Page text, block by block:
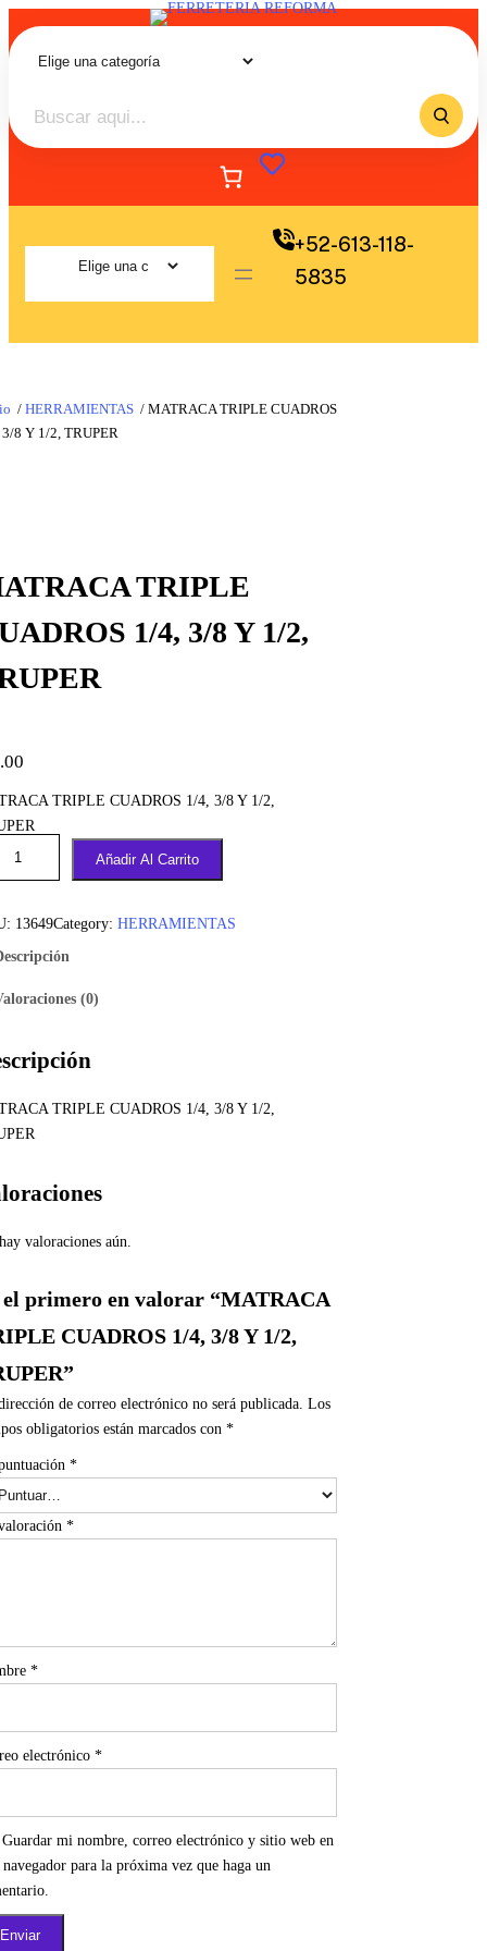
+52-613-118-
5835
/ HERRAMIENTAS / MATRACA TRIPLE CUADROS
8 Y 1/2, TRUPER
TRIPLE
1/4, 3/8 Y 1/2,
TRIPLE CUADROS 1/4, 3/8 Y 1/2,
Añadir Al Carrito
13649Category: HERRAMIENTAS
(0)
TRIPLE CUADROS 1/4, 3/8 Y 1/2,
valoraciones aún.
el primero en valorar “MATRACA
CUADROS 1/4, 3/8 Y 1/2,
de correo electrónico no será publicada. Los
obligatorios están marcados con *
*
*
*
electrónico *
Guardar mi nombre, correo electrónico y sitio web en
navegador para la próxima vez que haga un